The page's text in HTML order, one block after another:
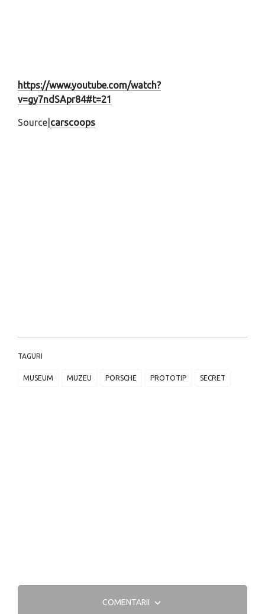
https://www.youtube.com/watch?
v=gy7ndSApr84#t=21
Source| carscoops
TAGURI
MUSEUM MUZEU PORSCHE PROTOTIP SECRET
COMENTARII